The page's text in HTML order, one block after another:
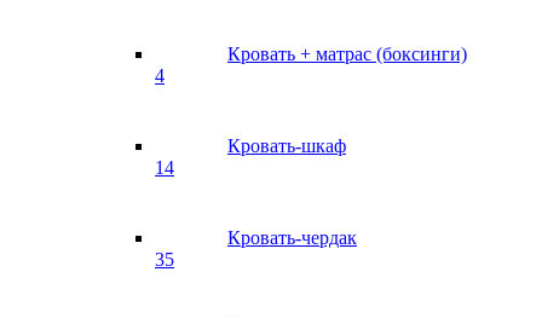
Кровать + матрас (боксинги)
4
Кровать-шкаф
14
Кровать-чердак
35